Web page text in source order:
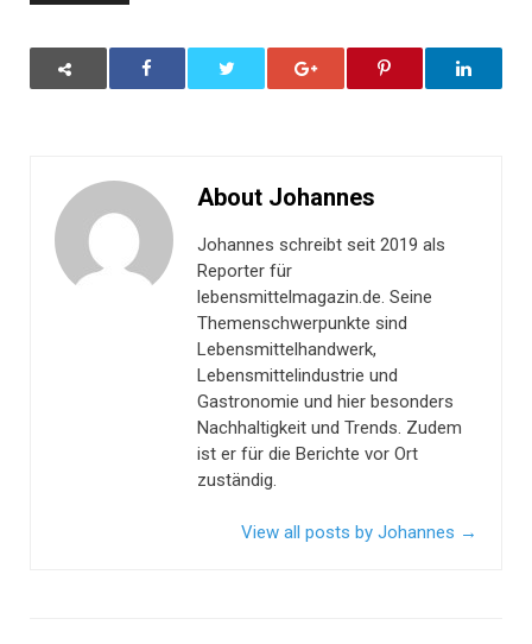
About Johannes
Johannes schreibt seit 2019 als
Reporter für
lebensmittelmagazin.de. Seine
Themenschwerpunkte sind
Lebensmittelhandwerk,
Lebensmittelindustrie und
Gastronomie und hier besonders
Nachhaltigkeit und Trends. Zudem
ist er für die Berichte vor Ort
zuständig.
View all posts by Johannes →